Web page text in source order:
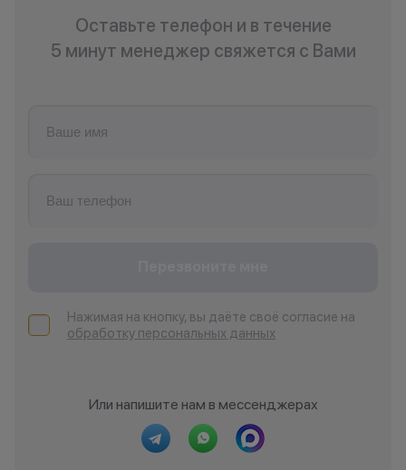
Оставьте телефон и в течение
5 минут менеджер свяжется с Вами
Нажимая на кнопку, вы даёте своё согласие на
обработку персональных данных
Или напишите нам в мессенджерах